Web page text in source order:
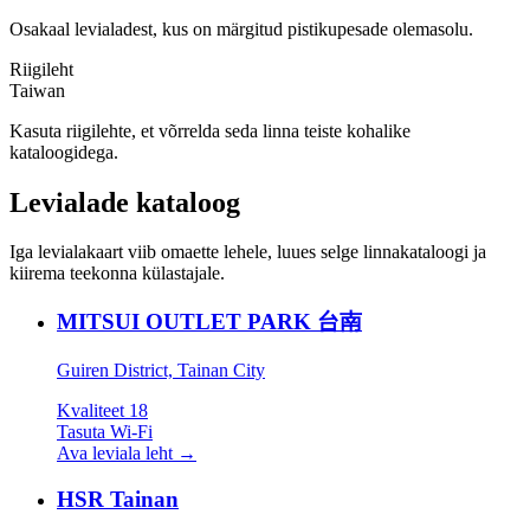
Osakaal levialadest, kus on märgitud pistikupesade olemasolu.
Riigileht
Taiwan
Kasuta riigilehte, et võrrelda seda linna teiste kohalike
kataloogidega.
Levialade kataloog
Iga levialakaart viib omaette lehele, luues selge linnakataloogi ja
kiirema teekonna külastajale.
MITSUI OUTLET PARK 台南
Guiren District, Tainan City
Kvaliteet 18
Tasuta Wi‑Fi
Ava leviala leht →
HSR Tainan